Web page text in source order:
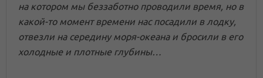
на котором мы беззаботно проводили время, но в
какой-то момент времени нас посадили в лодку,
отвезли на середину моря-океана и бросили в его
холодные и плотные глубины…